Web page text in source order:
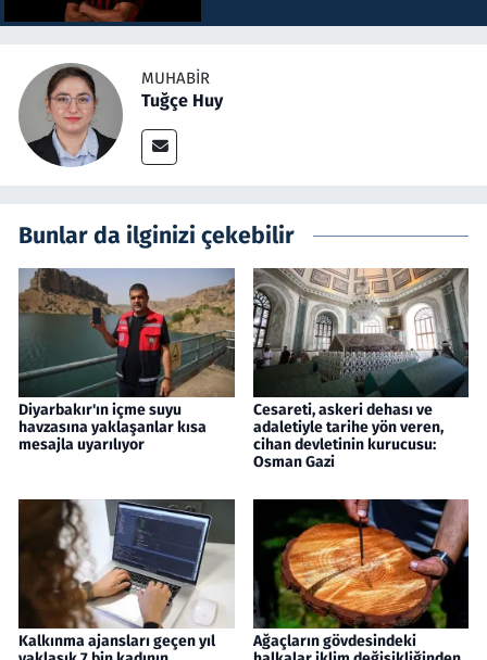
MUHABIR
Tuğçe Huy
Bunlar da ilginizi çekebilir
Diyarbakır'ın içme suyu
havzasına yaklaşanlar kısa
mesajla uyarılıyor
Cesareti, askeri dehası ve
adaletiyle tarihe yön veren,
cihan devletinin kurucusu:
Osman Gazi
Kalkınma ajansları geçen yıl
Ağaçların gövdesindeki